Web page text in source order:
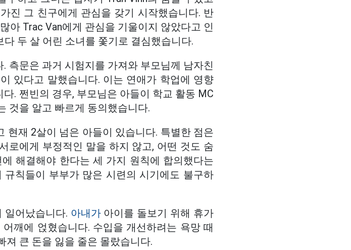
진 그 친구에게 관심을 갖기 시작했습니다. 반
아 Trac Van에게 관심을 기울이지 않았다고 인
두 살 어린 소녀를 쫓기로 결심했습니다.
측문은 과거 시험지를 가져와 부모님께 남자친
있다고 말했습니다. 이는 연애가 학업에 영향
. 쩐빈의 경우, 부모님은 아들이 학교 활동 MC
것을 알고 빠르게 동의했습니다.
현재 2살이 넘은 아들이 있습니다. 특별한 점은
로에게 부정적인 말을 하지 않고, 어떤 것도 숨
해결해야 한다는 세 가지 원칙에 합의했다는
칙들이 부부가 많은 시련의 시기에도 불구하
일어났습니다. 아내가아이를 돌보기 위해 휴가
깨에 얹혔습니다. 수입을 개선하려는 욕망 때
져 큰 돈을 잃을 줄은 몰랐습니다.